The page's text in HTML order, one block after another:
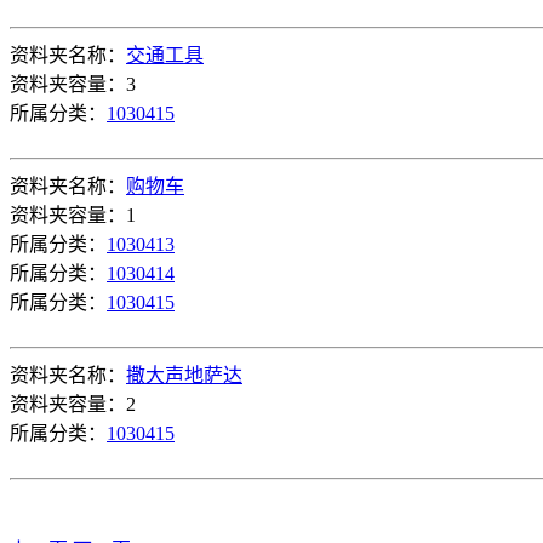
资料夹名称： 交通工具
资料夹容量：3
所属分类： 1030415
资料夹名称： 购物车
资料夹容量：1
所属分类： 1030413
所属分类： 1030414
所属分类： 1030415
资料夹名称： 撒大声地萨达
资料夹容量：2
所属分类： 1030415